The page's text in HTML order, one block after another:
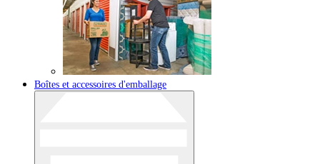
Boîtes et accessoires d'emballage